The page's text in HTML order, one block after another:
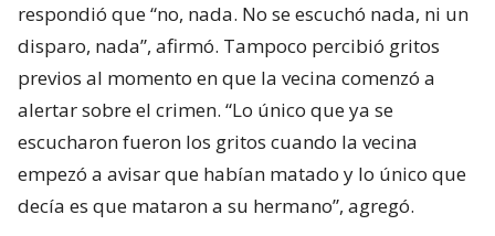
respondió que “no, nada. No se escuchó nada, ni un
disparo, nada”, afirmó. Tampoco percibió gritos
previos al momento en que la vecina comenzó a
alertar sobre el crimen. “Lo único que ya se
escucharon fueron los gritos cuando la vecina
empezó a avisar que habían matado y lo único que
decía es que mataron a su hermano”, agregó.